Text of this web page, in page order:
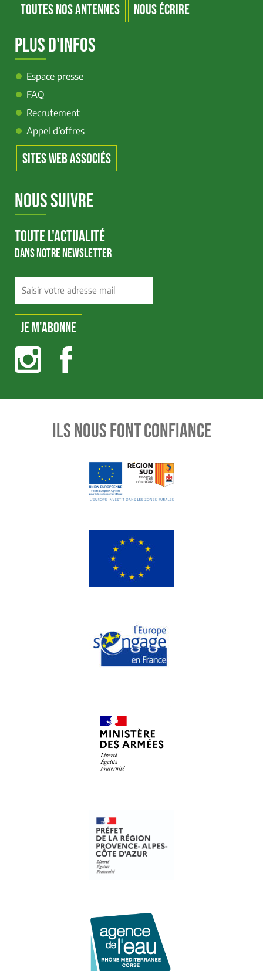
TOUTES NOS ANTENNES NOUS ÉCRIRE
PLUS D'INFOS
Espace presse
FAQ
Recrutement
Appel d’offres
SITES WEB ASSOCIÉS
NOUS SUIVRE
TOUTE L'ACTUALITÉ
DANS NOTRE NEWSLETTER
ILS NOUS FONT CONFIANCE